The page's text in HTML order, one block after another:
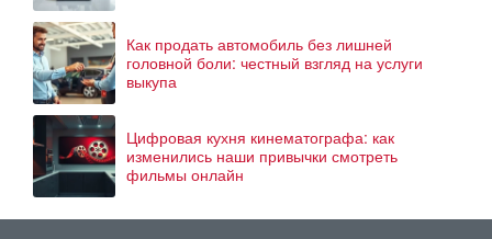
Как продать автомобиль без лишней
головной боли: честный взгляд на услуги
выкупа
Цифровая кухня кинематографа: как
изменились наши привычки смотреть
фильмы онлайн